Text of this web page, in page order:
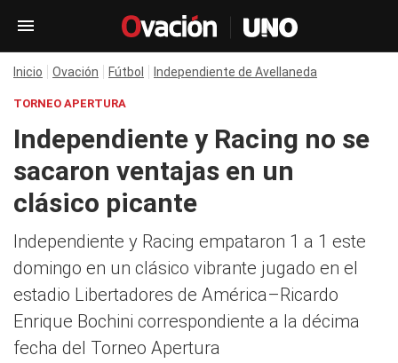
Inicio Ovación Fútbol Independiente de Avellaneda
TORNEO APERTURA
Independiente y Racing no se
sacaron ventajas en un
clásico picante
Independiente y Racing empataron 1 a 1 este
domingo en un clásico vibrante jugado en el
estadio Libertadores de América–Ricardo
Enrique Bochini correspondiente a la décima
fecha del Torneo Apertura